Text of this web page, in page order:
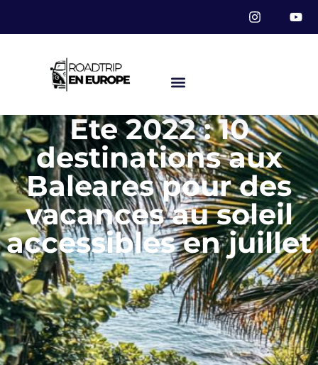
Ete 2022 : 10
destinations aux
Baleares pour des
vacances au soleil
accessibles en juillet